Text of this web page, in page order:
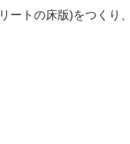
ートの床版)をつくり